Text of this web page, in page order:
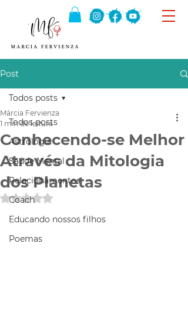
Post
Todos posts
Astrologia
Saúde Mental
Relacionamentos
Coach
Educando nossos filhos
Poemas
Todos posts
Conhecendo-se Melhor
Através da Mitologia
dos Planetas
Márcia Fervienza
1 min de leitura
Avaliado com NaN de 5 estrelas.